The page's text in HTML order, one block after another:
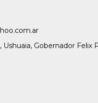
Ushuaia, Gobernador Felix